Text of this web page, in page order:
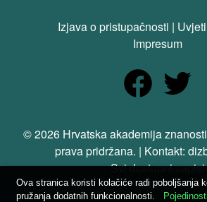
Izjava o pristupačnosti |
Impresum
© 2026 Hrvatska akademija znanosti
prava pridržana. | Kontakt:
Svi dostupni zapisi
Ova stranica koristi kolačiće radi poboljšanja
pružanja dodatnih funkcionalnosti.
Pojedinosti